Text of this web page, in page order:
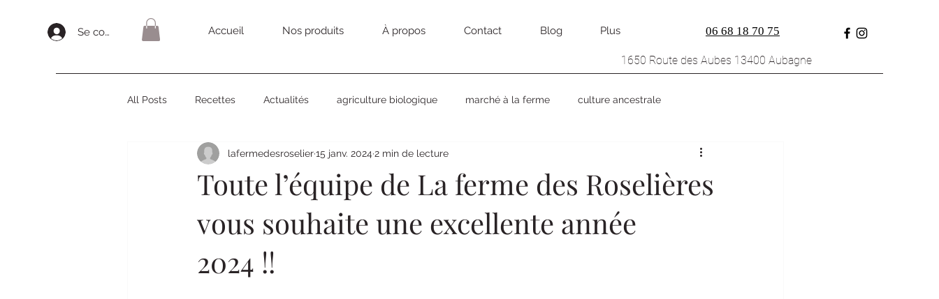
Se connecter Accueil Nos produits À propos Contact Blog Plus 06 68 18 70 75
1650 Route des Aubes 13400 Aubagne
All Posts Recettes Actualités agriculture biologique marché à la ferme culture ancestrale
Toute l’équipe de La ferme des Roselières
vous souhaite une excellente année
2024 !!
lafermedesroselier15 janv. 2024 2 min de lecture